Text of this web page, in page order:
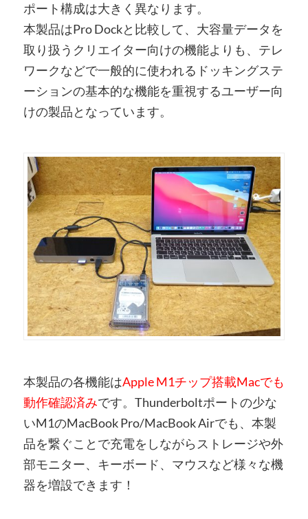
ポート構成は大きく異なります。
本製品はPro Dockと比較して、大容量データを
取り扱うクリエイター向けの機能よりも、テレ
ワークなどで一般的に使われるドッキングステ
ーションの基本的な機能を重視するユーザー向
けの製品となっています。
本製品の各機能はApple M1チップ搭載Macでも
動作確認済みです。Thunderboltポートの少な
いM1のMacBook Pro/MacBook Airでも、本製
品を繋ぐことで充電をしながらストレージや外
部モニター、キーボード、マウスなど様々な機
器を増設できます！